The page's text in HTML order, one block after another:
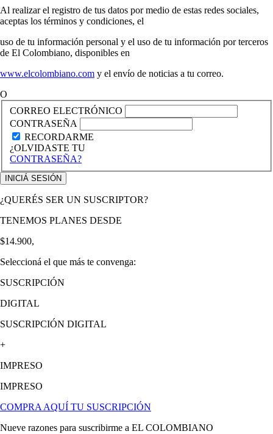
Al realizar el registro de tus datos por medio de estas redes sociales,
aceptas los términos y condiciones, el
uso de tu información personal y el uso de tu información por terceros
de El Colombiano, disponibles en
www.elcolombiano.com y el envío de noticias a tu correo.
O
CORREO ELECTRÓNICO
CONTRASEÑA
RECORDARME
¿OLVIDASTE TU
CONTRASEÑA?
¿QUERÉS SER UN SUSCRIPTOR?
TENEMOS PLANES DESDE
$14.900,
Seleccioná el que más te convenga:
SUSCRIPCIÓN
DIGITAL
SUSCRIPCIÓN DIGITAL
+
IMPRESO
IMPRESO
COMPRA AQUÍ TU SUSCRIPCIÓN
Nueve razones para suscribirme a EL COLOMBIANO